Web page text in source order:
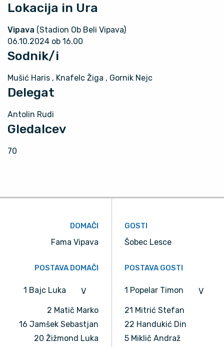
Lokacija in Ura
Vipava (Stadion Ob Beli Vipava)
06.10.2024 ob 16.00
Sodnik/i
Mušić Haris , Knafelc Žiga , Gornik Nejc
Delegat
Antolin Rudi
Gledalcev
70
DOMAČI
Fama Vipava
GOSTI
Šobec Lesce
POSTAVA DOMAČI
1 Bajc Luka V
2 Matič Marko
16 Jamšek Sebastjan
20 Žižmond Luka
POSTAVA GOSTI
1 Popelar Timon V
21 Mitrić Stefan
22 Handukić Din
5 Miklič Andraž